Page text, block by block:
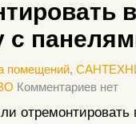
с
помещений,
Комментариев нет
отремонтировать